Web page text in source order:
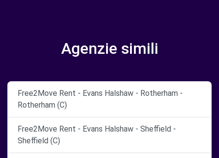
Agenzie simili
Free2Move Rent - Evans Halshaw - Rotherham -
Rotherham (C)
Free2Move Rent - Evans Halshaw - Sheffield -
Sheffield (C)